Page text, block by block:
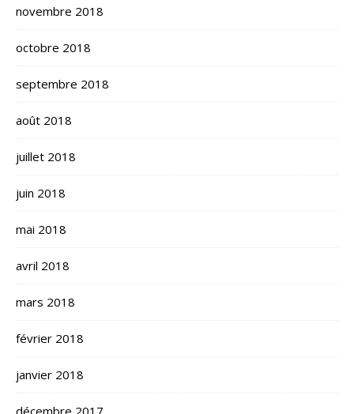
novembre 2018
octobre 2018
septembre 2018
août 2018
juillet 2018
juin 2018
mai 2018
avril 2018
mars 2018
février 2018
janvier 2018